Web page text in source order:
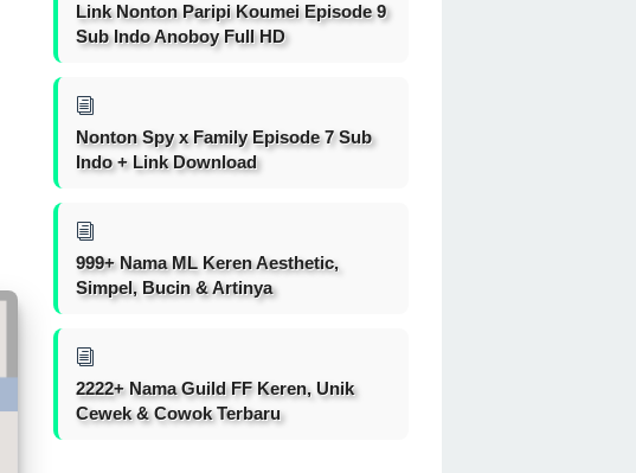
Link Nonton Paripi Koumei Episode 9
Sub Indo Anoboy Full HD
Nonton Spy x Family Episode 7 Sub
Indo + Link Download
999+ Nama ML Keren Aesthetic,
Simpel, Bucin & Artinya
2222+ Nama Guild FF Keren, Unik
Cewek & Cowok Terbaru